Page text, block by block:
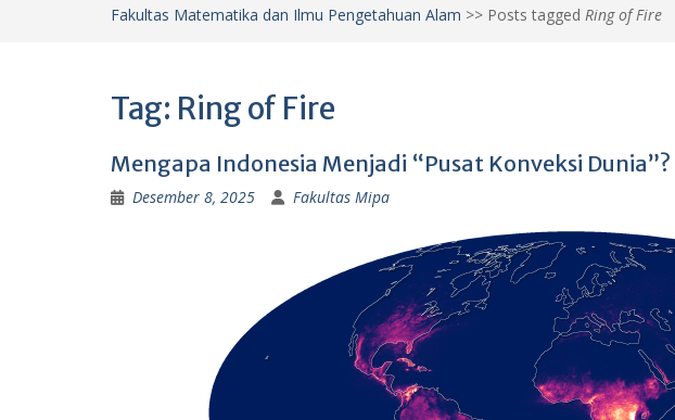
Fakultas Matematika dan Ilmu Pengetahuan Alam >> Posts tagged Ring of Fire
Tag: Ring of Fire
Mengapa Indonesia Menjadi “Pusat Konveksi Dunia”?
Desember 8, 2025 Fakultas Mipa